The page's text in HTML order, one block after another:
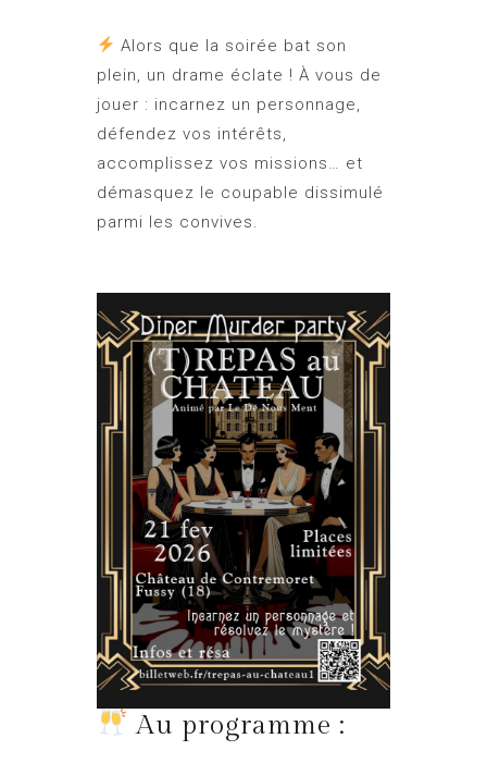
Alors que la soirée bat son
plein, un drame éclate ! À vous de
jouer : incarnez un personnage,
défendez vos intérêts,
accomplissez vos missions… et
démasquez le coupable dissimulé
parmi les convives.
Au programme :